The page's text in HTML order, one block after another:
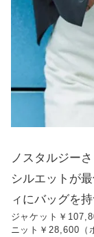
ノスタルジー
シルエットが
ィにバッグを
ジャケット￥
ニット￥28,600（